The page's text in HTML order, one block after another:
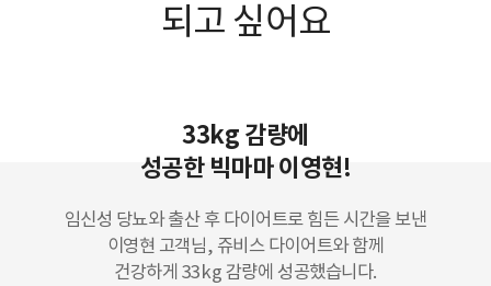
되고 싶어요
33kg 감량에
성공한 빅마마 이영현!
임신성 당뇨와 출산 후 다이어트로 힘든 시간을 보낸
이영현 고객님, 쥬비스 다이어트와 함께
건강하게 33kg 감량에 성공했습니다.